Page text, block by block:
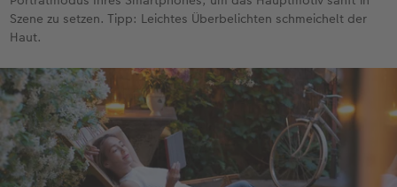
Szene zu setzen. Tipp: Leichtes Überbelichten schmeichelt der
Haut.